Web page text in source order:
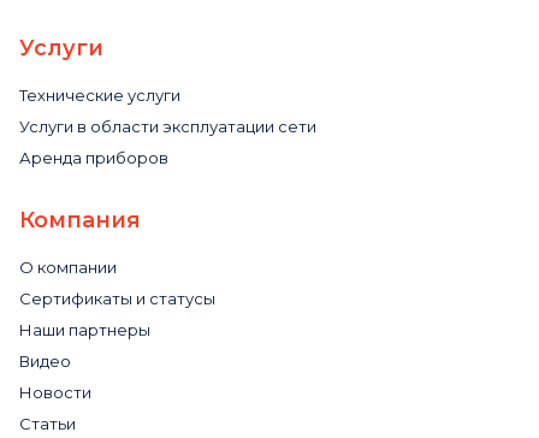
Услуги
Технические услуги
Услуги в области эксплуатации сети
Аренда приборов
Компания
О компании
Сертификаты и статусы
Наши партнеры
Видео
Новости
Статьи